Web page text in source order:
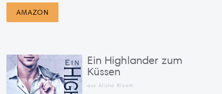
AMAZON
Ein Highlander zum
Küssen
aus Alisha Bloom